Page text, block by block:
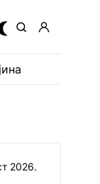
2026.